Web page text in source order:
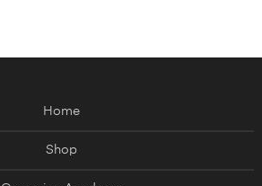
Home
Shop